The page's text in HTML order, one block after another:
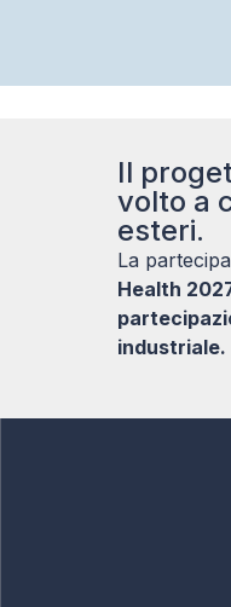
Il
volto a
esteri.
La
Health
industriale.